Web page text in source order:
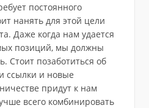
постоянного
нанять для этой цели
Даже когда нам удается
позиций, мы должны
Стоит позаботиться об
ссылки и новые
придут к нам
всего комбинировать